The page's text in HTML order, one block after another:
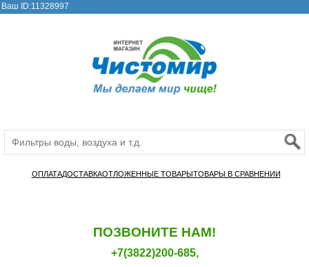
Ваш ID:11328997
ОПЛАТАДОСТАВКАОТЛОЖЕННЫЕ ТОВАРЫТОВАРЫ В СРАВНЕНИИ
ПОЗВОНИТЕ НАМ!
+7(3822)200-685,